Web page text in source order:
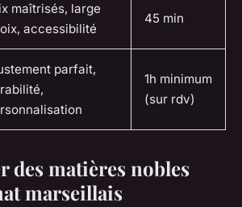
maîtrisés, large
accessibilité
45 min
parfait,
1h minimum
(sur rdv)
des matières nobles
marseillais